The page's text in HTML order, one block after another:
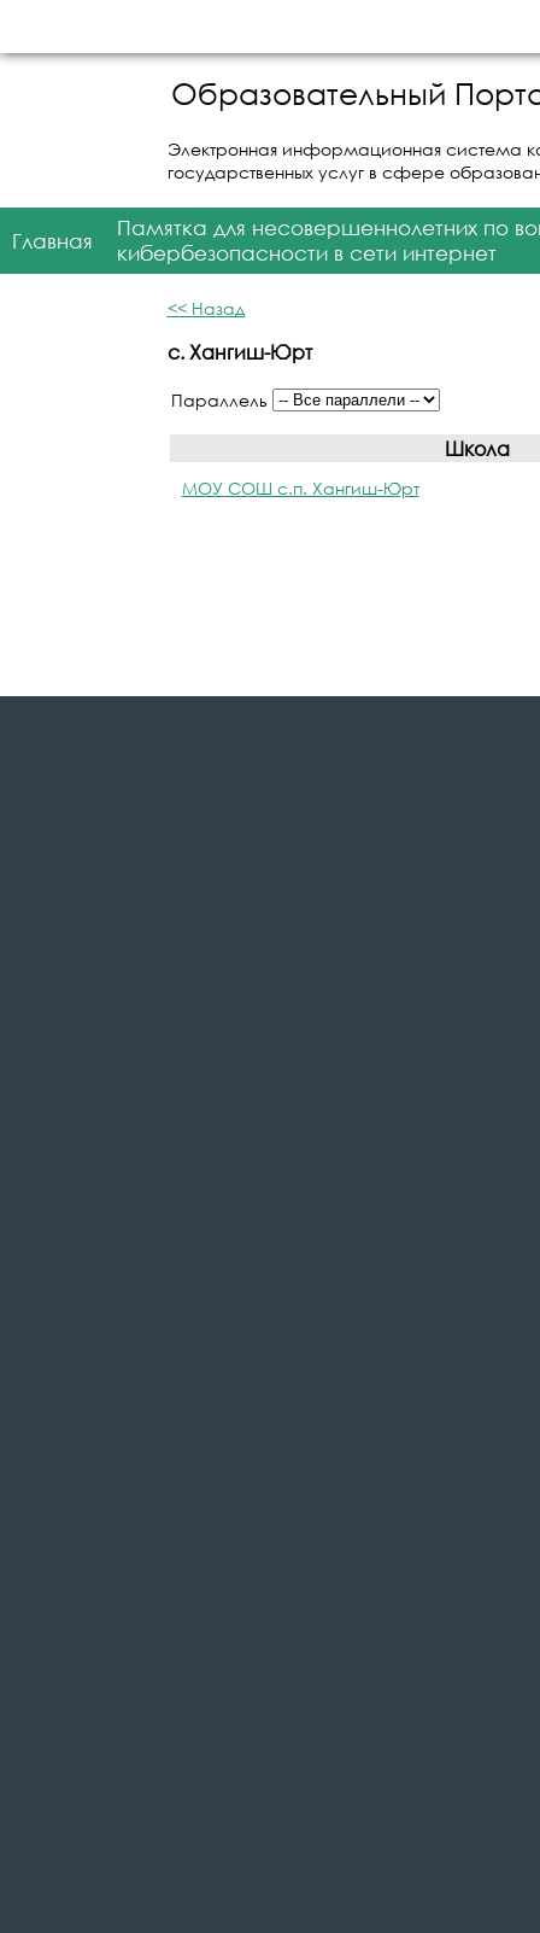
Образовательный
Электронная информационная система
государственных услуг в сфере
Главная
Памятка для несовершеннолетних по
кибербезопасности в сети интернет
<< Назад
с. Хангиш-Юрт
Параллель
Школа
МОУ СОШ с.п. Хангиш-Юрт